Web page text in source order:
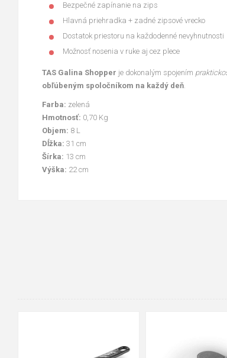
Bezpečné zapínanie na zips
Hlavná priehradka + zadné zipsové vrecko
Dostatok priestoru na každodenné nevyhnutnosti
Možnosť nosenia v ruke aj cez plece
TAS Galina Shopper je dokonalým spojením
obľúbeným spoločníkom na každý deň.
Farba: zelená
Hmotnosť: 0,70 Kg
Objem: 8 L
Dĺžka: 31 cm
Šírka: 13 cm
Výška: 22 cm